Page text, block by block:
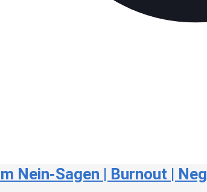
Nein-Sagen | Burnout |